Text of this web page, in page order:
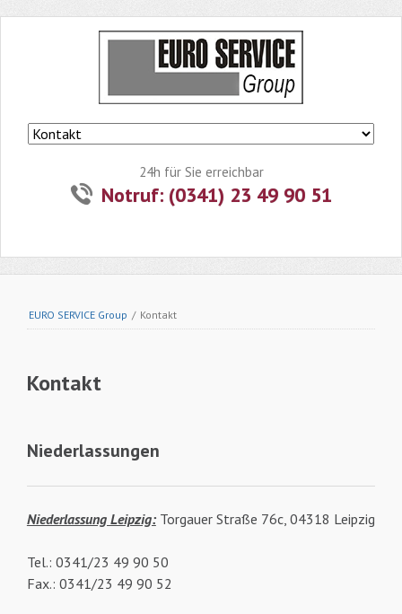
24h für Sie erreichbar
Notruf: (0341) 23 49 90 51
EURO SERVICE Group / Kontakt
Kontakt
Niederlassungen
Niederlassung Leipzig: Torgauer Straße 76c, 04318 Leipzig
Tel.: 0341/23 49 90 50
Fax.: 0341/23 49 90 52